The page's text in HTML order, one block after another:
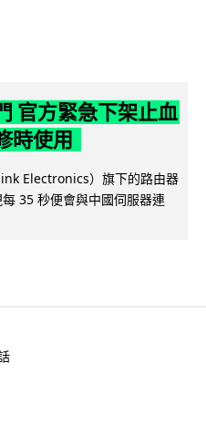
官方緊急下架止血
時使用
Electronics）旗下的路由器
35 秒便會與中國伺服器連